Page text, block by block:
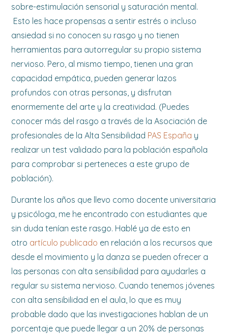
sobre-estimulación sensorial y saturación mental.
Esto les hace propensas a sentir estrés o incluso
ansiedad si no conocen su rasgo y no tienen
herramientas para autorregular su propio sistema
nervioso. Pero, al mismo tiempo, tienen una gran
capacidad empática, pueden generar lazos
profundos con otras personas, y disfrutan
enormemente del arte y la creatividad. (Puedes
conocer más del rasgo a través de la Asociación de
profesionales de la Alta Sensibilidad PAS España y
realizar un test validado para la población española
para comprobar si perteneces a este grupo de
población).
Durante los años que llevo como docente universitaria
y psicóloga, me he encontrado con estudiantes que
sin duda tenían este rasgo. Hablé ya de esto en
otro artículo publicado en relación a los recursos que
desde el movimiento y la danza se pueden ofrecer a
las personas con alta sensibilidad para ayudarles a
regular su sistema nervioso. Cuando tenemos jóvenes
con alta sensibilidad en el aula, lo que es muy
probable dado que las investigaciones hablan de un
porcentaje que puede llegar a un 20% de personas